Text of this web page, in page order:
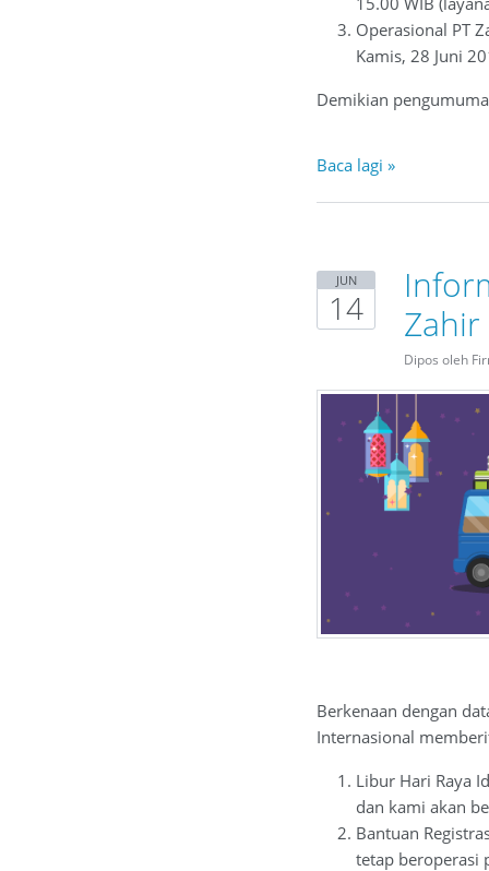
Operasional PT
Kamis, 28 Juni
Demikian
Baca lagi »
JUN
14
Dipos oleh
Berkenaan dengan
Internasional
Libur Hari Raya
dan kami akan
Bantuan
tetap beroperasi